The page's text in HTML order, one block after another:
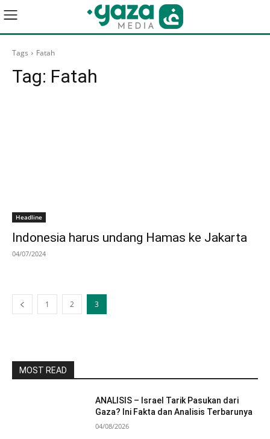
Tags Fatah
Tag: Fatah
Headline
Indonesia harus undang Hamas ke Jakarta
04/07/2024
1 2 3
MOST READ
ANALISIS – Israel Tarik Pasukan dari
Gaza? Ini Fakta dan Analisis Terbarunya
04/08/2026